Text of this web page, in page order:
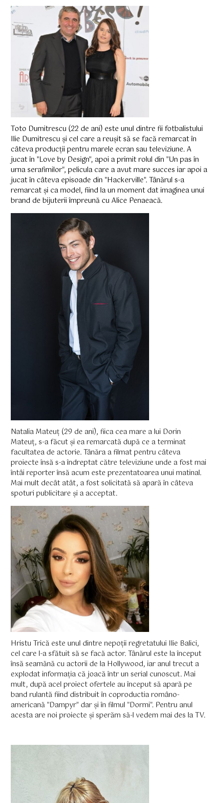
Toto Dumitrescu (22 de ani) este unul dintre fii fotbalistului
Ilie Dumitrescu și cel care a reușit să se facă remarcat în
câteva producții pentru marele ecran sau televiziune. A
jucat în "Love by Design", apoi a primit rolul din "Un pas în
urna serafimilor", pelicula care a avut mare succes iar apoi a
jucat în câteva episoade din "Hackerville". Tânărul s-a
remarcat și ca model, fiind la un moment dat imaginea unui
brand de bijuterii împreună cu Alice Penaeacă.
Natalia Mateuț (29 de ani), fiica cea mare a lui Dorin
Mateuț, s-a făcut și ea remarcată după ce a terminat
facultatea de actorie. Tânăra a filmat pentru câteva
proiecte însă s-a îndreptat către televiziune unde a fost mai
întâi reporter însă acum este prezentatoarea unui matinal.
Mai mult decât atât, a fost solicitată să apară în câteva
spoturi publicitare și a acceptat.
Hristu Trică este unul dintre nepoții regretatului Ilie Balici,
cel care l-a sfătuit să se facă actor. Tânărul este la început
însă seamănă cu actorii de la Hollywood, iar anul trecut a
explodat informația că joacă într un serial cunoscut. Mai
mult, după acel proiect ofertele au început să apară pe
band rulantă fiind distribuit în coproductia româno-
americană "Dampyr" dar și în filmul "Dormi". Pentru anul
acesta are noi proiecte și sperăm să-l vedem mai des la TV.